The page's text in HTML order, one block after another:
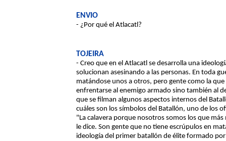
ENVIO
- ¿Por qué el Atlacatl?
TOJEIRA
- Creo que en el Atlacatl se desarrolla una
solucionan asesinando a las personas. En toda
matándose unos a otros, pero gente como la
enfrentarse al enemigo armado sino también al
que se filman algunos aspectos internos del
cuáles son los símbolos del Batallón, uno de los
"La calavera porque nosotros somos los que
le dice. Son gente que no tiene escrúpulos en
ideología del primer batallón de élite formado